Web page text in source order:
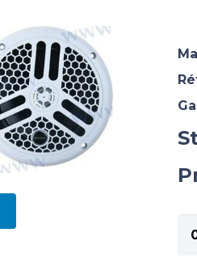
de